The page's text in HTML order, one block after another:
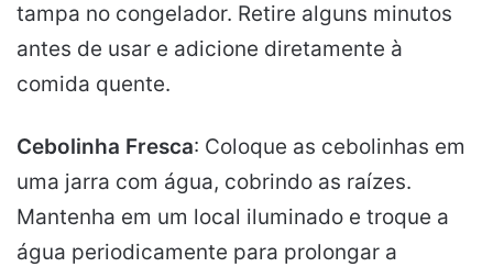
tampa no congelador. Retire alguns minutos
antes de usar e adicione diretamente à
comida quente.
Cebolinha Fresca: Coloque as cebolinhas em
uma jarra com água, cobrindo as raízes.
Mantenha em um local iluminado e troque a
água periodicamente para prolongar a